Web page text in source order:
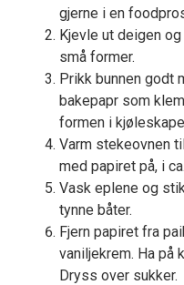
gjerne i en
Kjevle ut deigen
små former.
Prikk bunnen godt
bakepapr som
formen i
Varm stekeovnen
med papiret på, i
Vask eplene og
tynne båter.
Fjern papiret fra
vaniljekrem. Ha på
Dryss over sukker.